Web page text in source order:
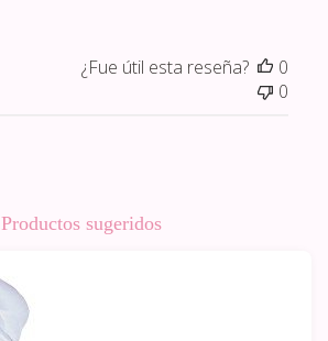
¿Fue útil esta reseña?
0
0
Productos sugeridos